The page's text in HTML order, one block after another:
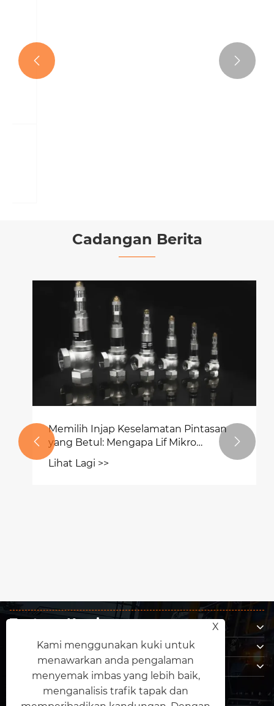
 
Cadangan Berita
Memilih Injap Keselamatan Pintasan
yang Betul: Mengapa Lif Mikro
Tertutup Terbaik untuk Rumah
Lihat Lagi >>
 
Tentang Kami
Produk
Hubungi Kami
IKUT KAMI
X
Kami menggunakan kuki untuk
menawarkan anda pengalaman
menyemak imbas yang lebih baik,
menganalisis trafik tapak dan